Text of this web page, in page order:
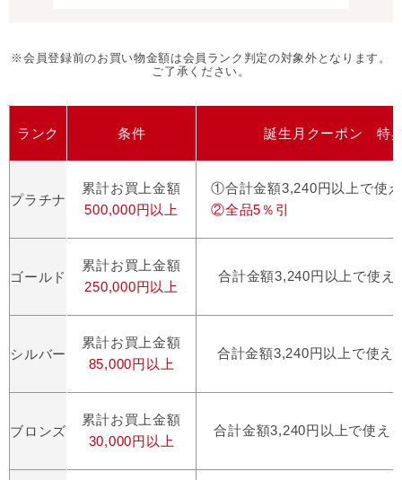
※会員登録前のお買い物金額は会員ランク判定の対象外となります。
ご了承ください。
ランク 条件 誕生月クーポン 特
プラチナ
累計お買上金額
500,000円以上
①合計金額3,240円以上で使
②全品5％引
ゴールド
累計お買上金額
250,000円以上
合計金額3,240円以上で使え
シルバー
累計お買上金額
85,000円以上
合計金額3,240円以上で使え
ブロンズ
累計お買上金額
30,000円以上
合計金額3,240円以上で使え